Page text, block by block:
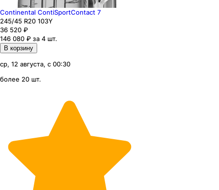
Continental ContiSportContact 7
245/45 R20 103Y
36 520 ₽
146 080 ₽ за 4 шт.
В корзину
ср, 12 августа, с 00:30
более 20 шт.